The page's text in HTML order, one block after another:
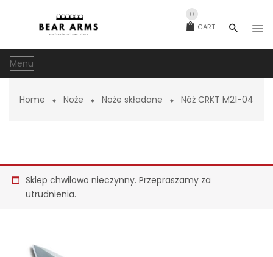
CART
0
Menu
Home Noże Noże składane Nóż CRKT M21-04
Sklep chwilowo nieczynny. Przepraszamy za
utrudnienia.